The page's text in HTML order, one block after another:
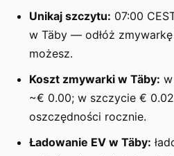
Unikaj szczytu: 07:00
w Täby — odłóż zmywarkę
możesz.
Koszt zmywarki w Täby:
~€ 0.00; w szczycie €
oszczędności rocznie.
Ładowanie EV w Täby: